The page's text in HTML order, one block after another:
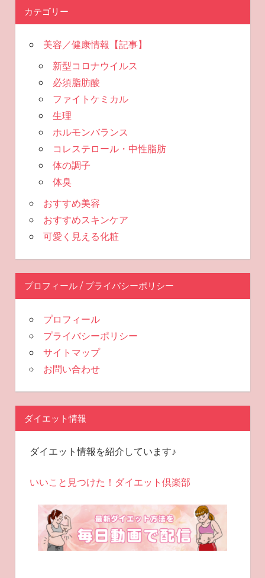
カテゴリー
美容／健康情報【記事】
新型コロナウイルス
必須脂肪酸
ファイトケミカル
生理
ホルモンバランス
コレステロール・中性脂肪
体の調子
体臭
おすすめ美容
おすすめスキンケア
可愛く見える化粧
プロフィール / プライバシーポリシー
プロフィール
プライバシーポリシー
サイトマップ
お問い合わせ
ダイエット情報
ダイエット情報を紹介しています♪
いいこと見つけた！ダイエット倶楽部